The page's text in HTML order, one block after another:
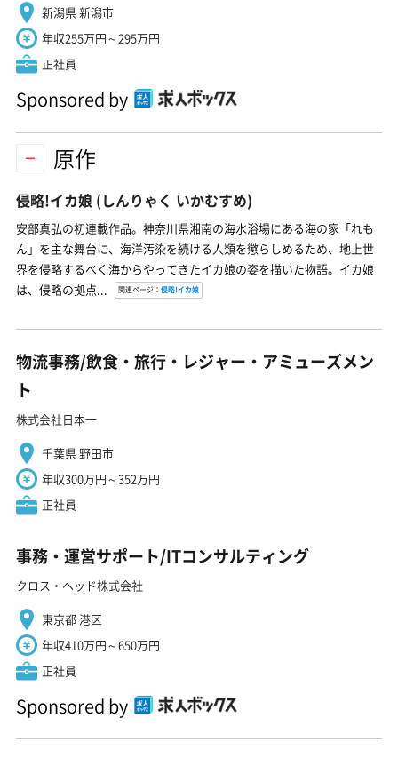
新潟県 新潟市
年収255万円～295万円
正社員
Sponsored by
原作
侵略!イカ娘 (しんりゃく いかむすめ)
安部真弘の初連載作品。神奈川県湘南の海水浴場にある海の家「れも
ん」を主な舞台に、海洋汚染を続ける人類を懲らしめるため、地上世
界を侵略するべく海からやってきたイカ娘の姿を描いた物語。イカ娘
は、侵略の拠点...
関連ページ： 侵略!イカ娘
物流事務/飲食・旅行・レジャー・アミューズメン
ト
株式会社日本一
千葉県 野田市
年収300万円～352万円
正社員
事務・運営サポート/ITコンサルティング
クロス・ヘッド株式会社
東京都 港区
年収410万円～650万円
正社員
Sponsored by